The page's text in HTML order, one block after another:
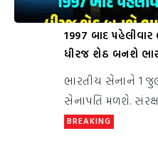
1997 બાદ
ધીરજ શેઠ બનશે
ભારતીય સેનાને 1
સેનાપતિ મળશે.
BREAKING